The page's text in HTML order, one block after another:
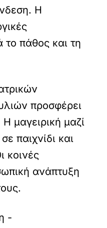
Η
το πάθος και τη
προσφέρει
μαγειρική μαζί
παιχνίδι και
κοινές
ανάπτυξη